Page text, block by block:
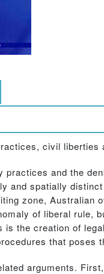
civil
practices and the
and spatially
zone, Australian
of liberal rule,
is the creation of
that poses
arguments.